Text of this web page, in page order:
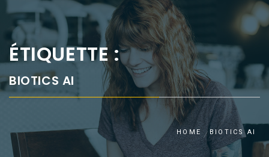
ÉTIQUETTE :
BIOTICS AI
HOME BIOTICS AI